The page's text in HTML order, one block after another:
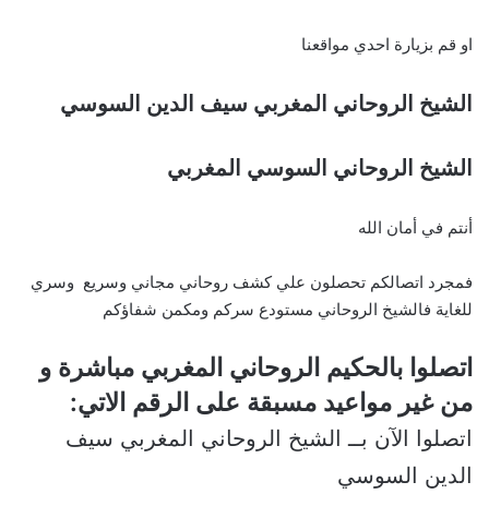
او قم بزيارة احدي مواقعنا
الشيخ الروحاني المغربي سيف الدين السوسي
الشيخ الروحاني السوسي المغربي
أنتم في أمان الله
فمجرد اتصالكم تحصلون علي كشف روحاني مجاني وسريع وسري
للغاية فالشيخ الروحاني مستودع سركم ومكمن شفاؤكم
اتصلوا بالحكيم الروحاني المغربي مباشرة و
من غير مواعيد مسبقة على الرقم الاتي:
اتصلوا الآن بــ الشيخ الروحاني المغربي سيف
الدين السوسي